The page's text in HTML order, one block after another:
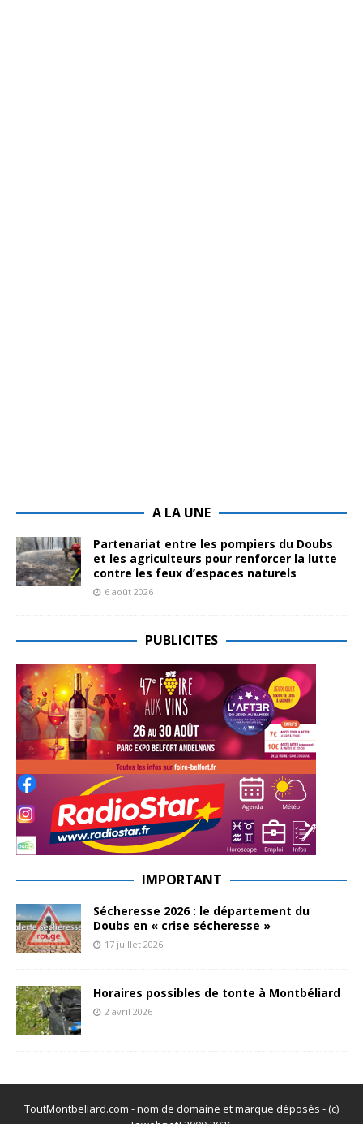
A LA UNE
Partenariat entre les pompiers du Doubs
et les agriculteurs pour renforcer la lutte
contre les feux d’espaces naturels
6 août 2026
PUBLICITES
IMPORTANT
Sécheresse 2026 : le département du
Doubs en « crise sécheresse »
17 juillet 2026
Horaires possibles de tonte à Montbéliard
2 avril 2026
ToutMontbeliard.com - nom de domaine et marque déposés - (c)